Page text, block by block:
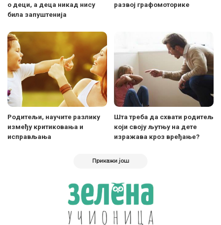
о деци, а деца никад нису
била запуштенија
развој графомоторике
Родитељи, научите разлику
између критиковања и
исправљања
Шта треба да схвати родитељ
који своју љутњу на дете
изражава кроз вређање?
Прикажи још